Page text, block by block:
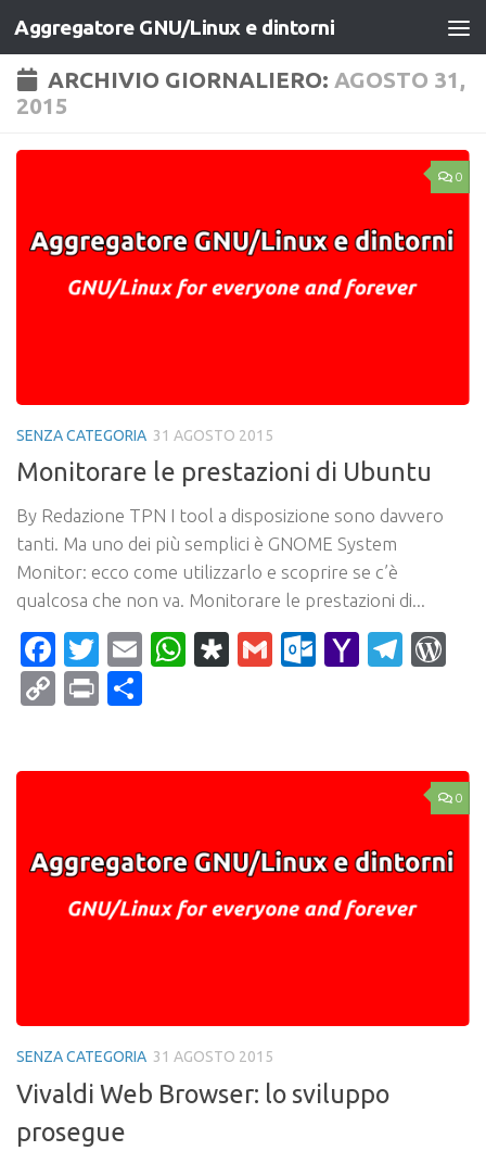
Salta al contenuto
Aggregatore GNU/Linux e dintorni
ARCHIVIO GIORNALIERO: AGOSTO 31,
2015
0
SENZA CATEGORIA 31 AGOSTO 2015
Monitorare le prestazioni di Ubuntu
By Redazione TPN I tool a disposizione sono davvero
tanti. Ma uno dei più semplici è GNOME System
Monitor: ecco come utilizzarlo e scoprire se c’è
qualcosa che non va. Monitorare le prestazioni di...
Facebook
Twitter
EmailWhatsApp
Diaspora
Gmail Yahoo
CopyPrint
0
SENZA CATEGORIA 31 AGOSTO 2015
Vivaldi Web Browser: lo sviluppo
prosegue